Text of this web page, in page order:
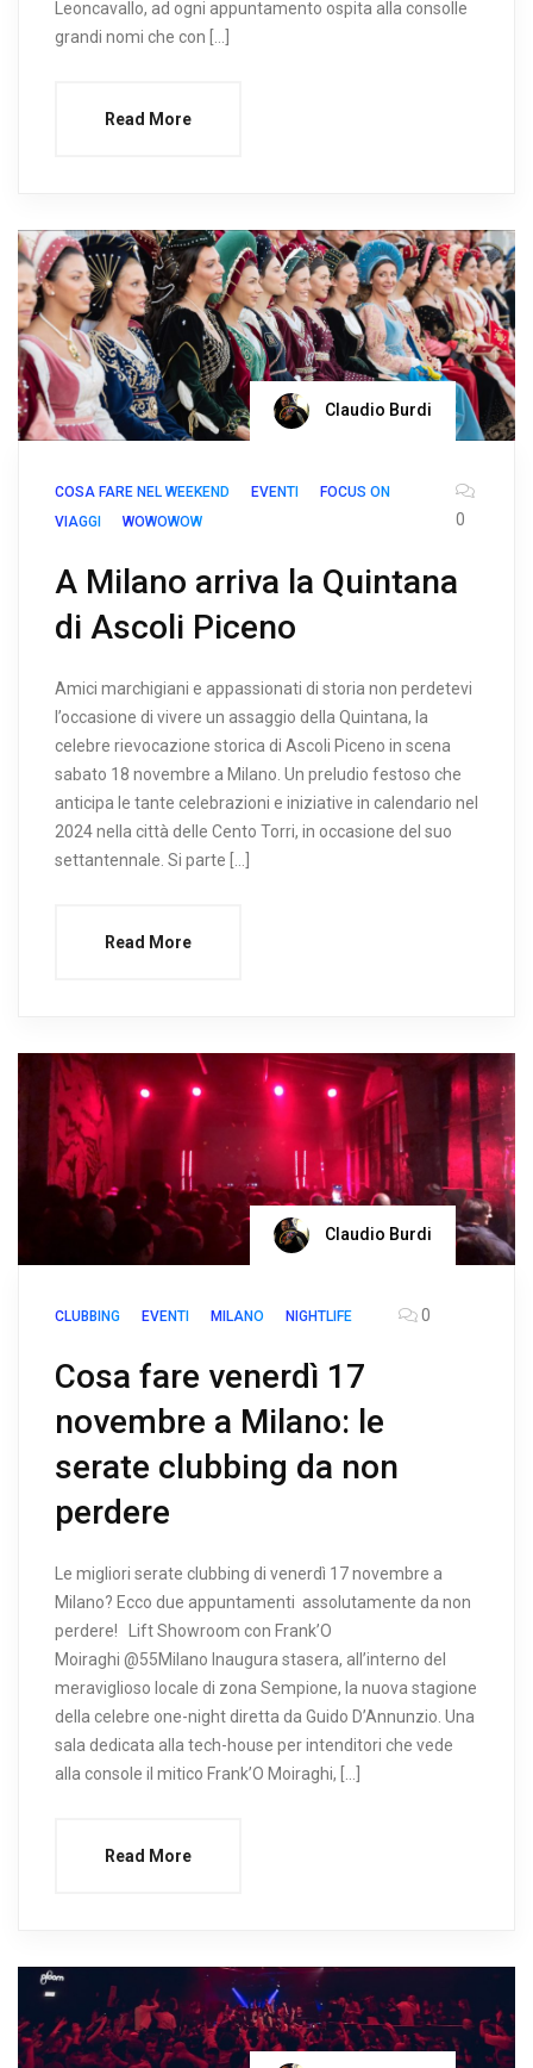
Leoncavallo, ad ogni appuntamento ospita alla consolle
grandi nomi che con […]
Read More
Claudio Burdi
COSA FARE NEL WEEKEND EVENTI
FOCUS ON
VIAGGI
WOWOWOW 0
A Milano arriva la Quintana
di Ascoli Piceno
Amici marchigiani e appassionati di storia non perdetevi
l’occasione di vivere un assaggio della Quintana, la
celebre rievocazione storica di Ascoli Piceno in scena
sabato 18 novembre a Milano. Un preludio festoso che
anticipa le tante celebrazioni e iniziative in calendario nel
2024 nella città delle Cento Torri, in occasione del suo
settantennale. Si parte […]
Read More
Claudio Burdi
CLUBBING EVENTI MILANO NIGHTLIFE 0
Cosa fare venerdì 17
novembre a Milano: le
serate clubbing da non
perdere
Le migliori serate clubbing di venerdì 17 novembre a
Milano? Ecco due appuntamenti assolutamente da non
perdere! Lift Showroom con Frank’O
Moiraghi @55Milano Inaugura stasera, all’interno del
meraviglioso locale di zona Sempione, la nuova stagione
della celebre one-night diretta da Guido D’Annunzio. Una
sala dedicata alla tech-house per intenditori che vede
alla console il mitico Frank’O Moiraghi, […]
Read More